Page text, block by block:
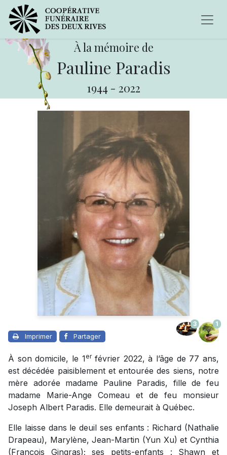
À la mémoire de
Pauline Paradis
1944 - 2022
Imprimer Partager
3 1
À son domicile, le 1erfévrier 2022, à l’âge de 77 ans,
est décédée paisiblement et entourée des siens, notre
mère adorée madame Pauline Paradis, fille de feu
madame Marie-Ange Comeau et de feu monsieur
Joseph Albert Paradis. Elle demeurait à Québec.
Elle laisse dans le deuil ses enfants : Richard (Nathalie
Drapeau), Marylène, Jean-Martin (Yun Xu) et Cynthia
(François Gingras); ses petits-enfants : Shawn et